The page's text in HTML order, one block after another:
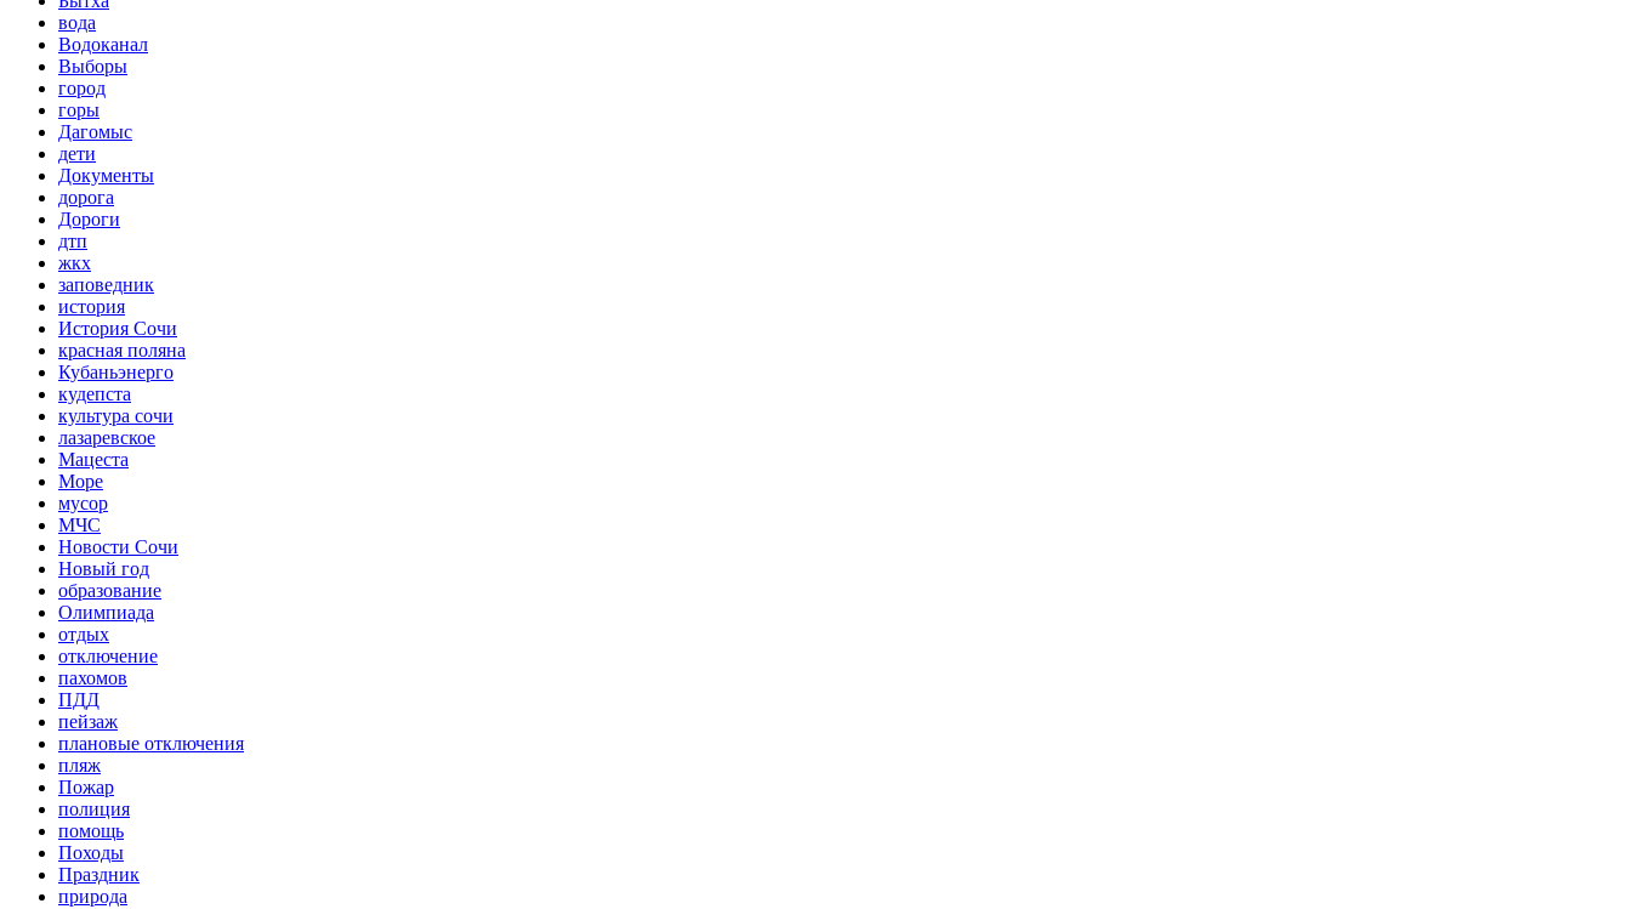
вода
Водоканал
Выборы
город
горы
Дагомыс
дети
Документы
дорога
Дороги
дтп
жкх
заповедник
история
История Сочи
красная поляна
Кубаньэнерго
кудепста
культура сочи
лазаревское
Мацеста
Море
мусор
МЧС
Новости Сочи
Новый год
образование
Олимпиада
отдых
отключение
пахомов
ПДД
пейзаж
плановые отключения
пляж
Пожар
полиция
помощь
Походы
Праздник
природа